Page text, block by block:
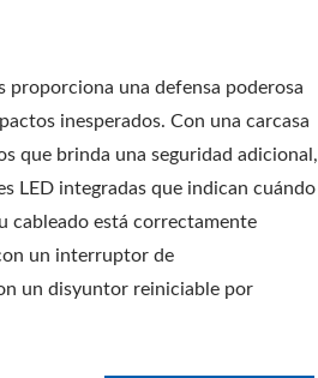
una defensa poderosa
inesperados. Con una carcasa
que brinda una seguridad adicional,
LED integradas que indican cuándo
cableado está correctamente
un interruptor de
un disyuntor reiniciable por